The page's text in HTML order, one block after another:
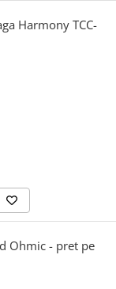
Harmony TCC-
Ohmic - pret pe